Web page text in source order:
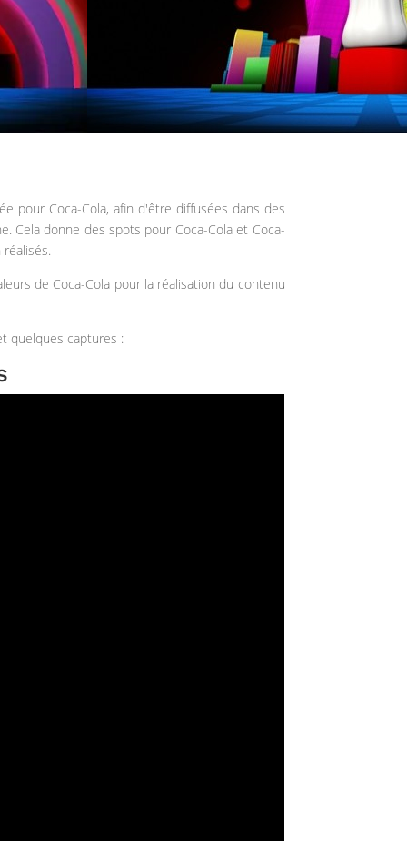
pour Coca-Cola, afin d'être diffusées dans des
Cela donne des spots pour Coca-Cola et Coca-
de Coca-Cola pour la réalisation du contenu
quelques captures :